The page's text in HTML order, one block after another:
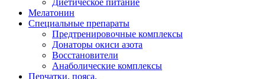
Диетическое питание
Мелатонин
Специальные препараты
Предтренировочные комплексы
Донаторы окиси азота
Восстановители
Анаболические комплексы
Перчатки, пояса.